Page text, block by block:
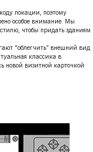
локации, поэтому
особое внимание. Мы
чтобы придать зданиям
"облегчить” внешний вид
классика в
новой визитной карточкой